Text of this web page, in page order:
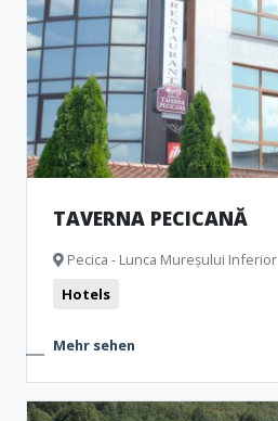
TAVERNA PECICANĂ
Pecica - Lunca Mureșului Inferior
Hotels
Mehr sehen